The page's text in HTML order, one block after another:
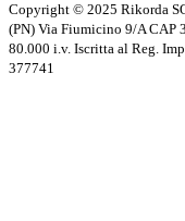
Copyright © 2025 Rikorda
(PN) Via Fiumicino 9/A CAP
80.000 i.v. Iscritta al Reg.
377741